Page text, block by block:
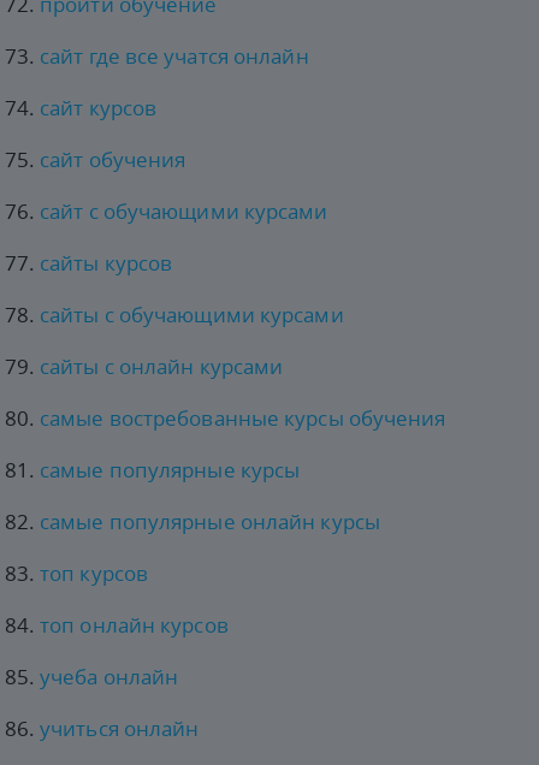
сайт где все учатся онлайн
сайт курсов
сайт обучения
сайт с обучающими курсами
сайты курсов
сайты с обучающими курсами
сайты с онлайн курсами
самые востребованные курсы обучения
самые популярные курсы
самые популярные онлайн курсы
топ курсов
топ онлайн курсов
учеба онлайн
учиться онлайн